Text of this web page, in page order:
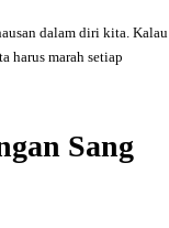
dalam diri kita. Kalau
harus marah setiap
Sang